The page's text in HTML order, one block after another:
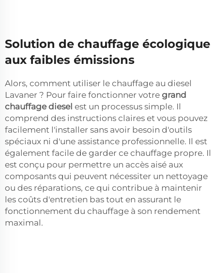
Solution de chauffage écologique
aux faibles émissions
Alors, comment utiliser le chauffage au diesel
Lavaner ? Pour faire fonctionner votre grand
chauffage diesel est un processus simple. Il
comprend des instructions claires et vous pouvez
facilement l'installer sans avoir besoin d'outils
spéciaux ni d'une assistance professionnelle. Il est
également facile de garder ce chauffage propre. Il
est conçu pour permettre un accès aisé aux
composants qui peuvent nécessiter un nettoyage
ou des réparations, ce qui contribue à maintenir
les coûts d'entretien bas tout en assurant le
fonctionnement du chauffage à son rendement
maximal.